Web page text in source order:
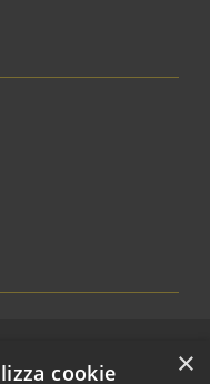
© 2026 • Comune di×
cookie